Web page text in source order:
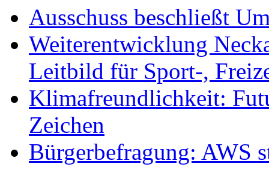
Ausschuss beschließt
Weiterentwicklung
Leitbild für Sport-,
Klimafreundlichkeit:
Zeichen
Bürgerbefragung: AWS